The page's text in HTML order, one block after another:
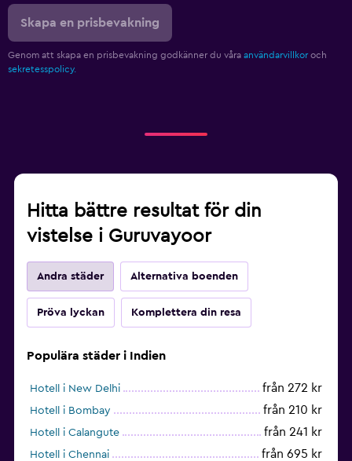
Skapa en prisbevakning
Genom att skapa en prisbevakning godkänner du våra användarvillkor och
sekretesspolicy.
Hitta bättre resultat för din
vistelse i Guruvayoor
Andra städer Alternativa boenden
Pröva lyckan Komplettera din resa
Populära städer i Indien
Hotell i New Delhi från 272 kr
Hotell i Bombay från 210 kr
Hotell i Calangute från 241 kr
Hotell i Chennai från 695 kr